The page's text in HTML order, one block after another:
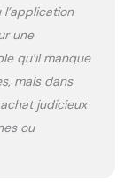
vous
plus loin
! Avec
jusqu'à
une
qu’il manque
mais dans
judicieux
ou